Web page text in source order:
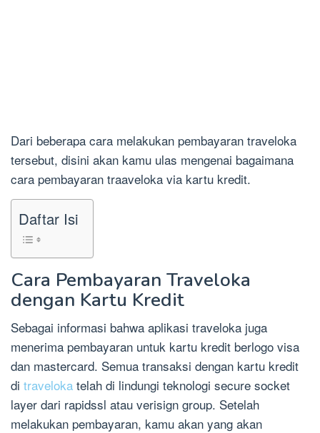
Dari beberapa cara melakukan pembayaran traveloka
tersebut, disini akan kamu ulas mengenai bagaimana
cara pembayaran traaveloka via kartu kredit.
Daftar Isi
Cara Pembayaran Traveloka
dengan Kartu Kredit
Sebagai informasi bahwa aplikasi traveloka juga
menerima pembayaran untuk kartu kredit berlogo visa
dan mastercard. Semua transaksi dengan kartu kredit
di traveloka telah di lindungi teknologi secure socket
layer dari rapidssl atau verisign group. Setelah
melakukan pembayaran, kamu akan yang akan